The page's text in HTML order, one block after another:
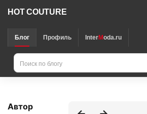
HOT COUTURE
Блог Профиль InterModa.ru
Автор